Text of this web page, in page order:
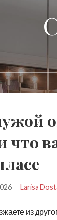
что
Larisa
из